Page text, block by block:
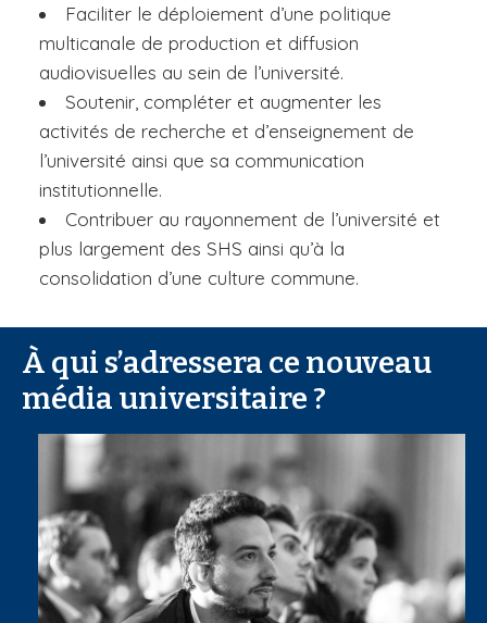
Faciliter le déploiement d’une politique
multicanale de production et diffusion
audiovisuelles au sein de l’université.
Soutenir, compléter et augmenter les
activités de recherche et d’enseignement de
l’université ainsi que sa communication
institutionnelle.
Contribuer au rayonnement de l’université et
plus largement des SHS ainsi qu’à la
consolidation d’une culture commune.
À qui s’adressera ce nouveau
média universitaire ?